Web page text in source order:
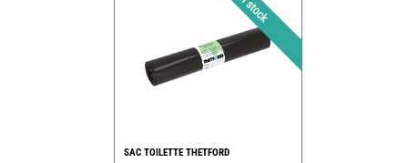
SAC TOILETTE THETFORD